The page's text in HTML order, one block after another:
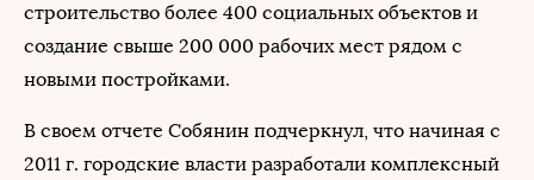
строительство более 400 социальных объектов и
создание свыше 200 000 рабочих мест рядом с
новыми постройками.
В своем отчете Собянин подчеркнул, что начиная с
2011 г. городские власти разработали комплексный